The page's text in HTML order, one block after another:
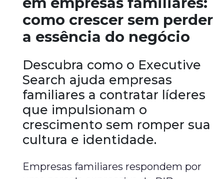
como crescer sem perder
a essência do negócio
Descubra como o Executive
Search ajuda empresas
familiares a contratar líderes
que impulsionam o
crescimento sem romper sua
cultura e identidade.
Empresas familiares respondem por